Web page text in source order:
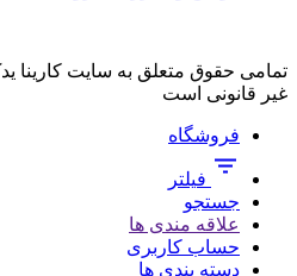
تمامی حقوق متعلق به سایت کارینا
غیر قانونی است
فروشگاه
فیلتر
جستجو
علاقه مندی ها
حساب کاربری
دسته بندی ها